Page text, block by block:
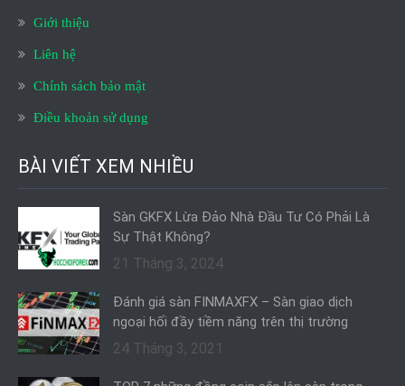
Giới thiệu
Liên hệ
Chính sách bảo mật
Điều khoản sử dụng
BÀI VIẾT XEM NHIỀU
Sàn GKFX Lừa Đảo Nhà Đầu Tư Có Phải Là
Sự Thật Không?
21 Tháng 3, 2024
Đánh giá sàn FINMAXFX – Sàn giao dịch
ngoại hối đầy tiềm năng trên thị trường
24 Tháng 3, 2021